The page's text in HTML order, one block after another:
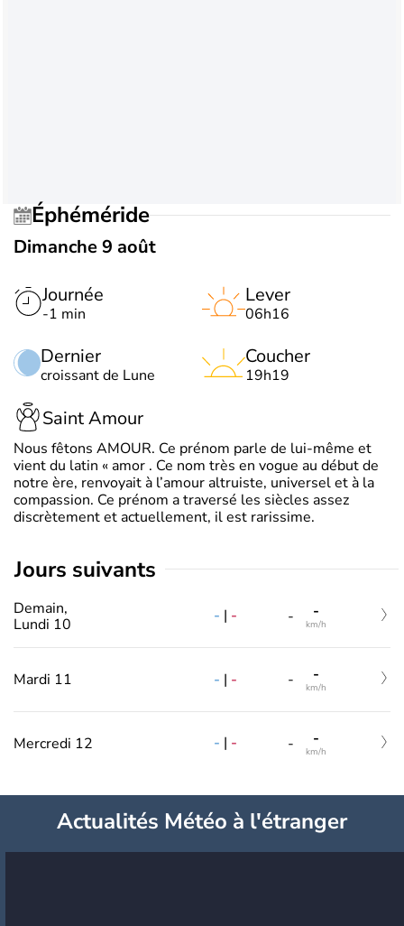
Éphéméride
Dimanche 9 août
Journée
-1 min
Dernier
croissant de Lune
Lever
06h16
Coucher
19h19
Saint Amour
Nous fêtons AMOUR. Ce prénom parle de lui-même et
vient du latin « amor . Ce nom très en vogue au début de
notre ère, renvoyait à l’amour altruiste, universel et à la
compassion. Ce prénom a traversé les siècles assez
discrètement et actuellement, il est rarissime.
jours suivants
Demain,
Lundi 10
- | - - -
km/h
Mardi 11 - | - - -
km/h
Mercredi 12 - | - - -
km/h
Actualités Météo à l'étranger